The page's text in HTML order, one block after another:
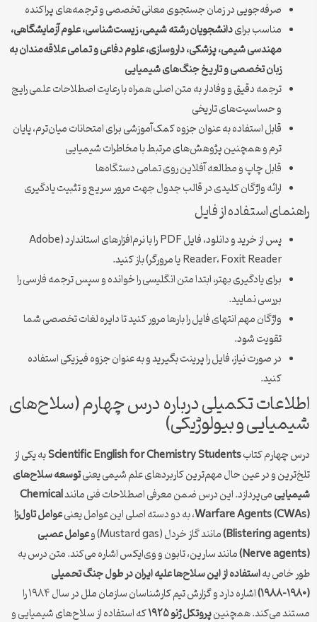
صرفه‌جویی در زمان جستجوی معانی تخصصی و ترجمه‌های پراکنده
مناسب برایدانشجویان رشته شیمی، زیست‌شناسی، علوم آزمایشگاهی،
مهندسی شیمی، پزشکی، داروسازی، علوم دفاعی و تمامی علاقه‌مندان به
زبان تخصصی و تاریخ جنگ‌های شیمیایی
ترجمه دقیق و وفادار به متن اصلی همراه با رعایت اصطلاحات علمی رایج
و حساسیت‌های تاریخی
قابل استفاده به عنوان جزوه کمک‌آموزشی برای امتحانات میان‌ترم، پایان
ترم و همچنین پژوهش‌های مرتبط با مخاطرات شیمیایی
قابل چاپ و مطالعه آفلاین روی تمامی دستگاه‌ها
ارائه واژگان کلیدی در قالب جدول جهت مرور سریع و تثبیت یادگیری
راهنمای استفاده از فایل
پس از خرید و دانلود، فایل PDF را با نرم‌افزارهای استاندارد (Adobe
Reader، Foxit Reader یا مرورگر) باز کنید.
برای یادگیری بهتر، ابتدا متن انگلیسی را خوانده و سپس ترجمه فارسی را
بررسی نمایید.
واژگان مهم انتهای فایل را بارها مرور کنید تا دایره لغات تخصصی شما
تقویت شود.
در صورت نیاز، فایل را پرینت بگیرید و به عنوان جزوه فیزیکی استفاده
کنید.
اطلاعات تکمیلی درباره درس چهارم (سلاح‌های
شیمیایی و بیولوژیکی)
درس چهارم کتابScientific English for Chemistry Studentsبه یکی از
تلخ‌ترین و در عین حال مهم‌ترین کاربردهای علم شیمی یعنیتوسعه سلاح‌های
شیمیاییمی‌پردازد. این درس ضمن معرفی اصطلاحات فنی مانندChemical
Warfare Agents (CWAs)، به دو دسته اصلی این عوامل یعنیعوامل تاول‌زا
(Blistering agents)
مانند گاز خردل (Mustard gas) و
عوامل عصبی
(Nerve agents)
مانند سارین، تابون و وی‌ایکس اشاره می‌کند. متن درس به
طور خاص بهاستفاده از این سلاح‌ها علیه ایران در طول جنگ تحمیلی
(۱۹۸۰-۱۹۸۸)
اشاره دارد و گزارش تیم کارشناسان سازمان ملل در سال ۱۹۸۴ را
مستند می‌کند. همچنینپروتکل ژنو ۱۹۲۵ که استفاده از سلاح‌های شیمیایی و